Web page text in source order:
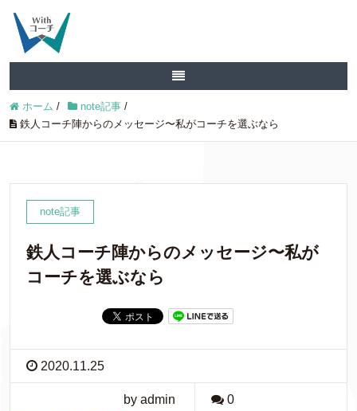
ホーム / note記事 /
鉄人コーチ陣からのメッセージ〜私がコーチを選ぶなら
note記事
鉄人コーチ陣からのメッセージ〜私が
コーチを選ぶなら
2020.11.25
by admin 0